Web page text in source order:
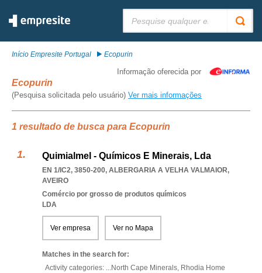
Início Empresite Portugal Ecopurin
Informação oferecida por
Ecopurin
(Pesquisa solicitada pelo usuário) Ver mais informações
1 resultado de busca para Ecopurin
Quimialmel - Químicos E Minerais, Lda
EN 1/IC2, 3850-200, ALBERGARIA A VELHA VALMAIOR,
AVEIRO
Comércio por grosso de produtos químicos
LDA
Ver empresa Ver no Mapa
Matches in the search for:
Activity categories: ...North Cape Minerals, Rhodia Home